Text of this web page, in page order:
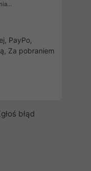
PayPo,
Za pobraniem
błąd